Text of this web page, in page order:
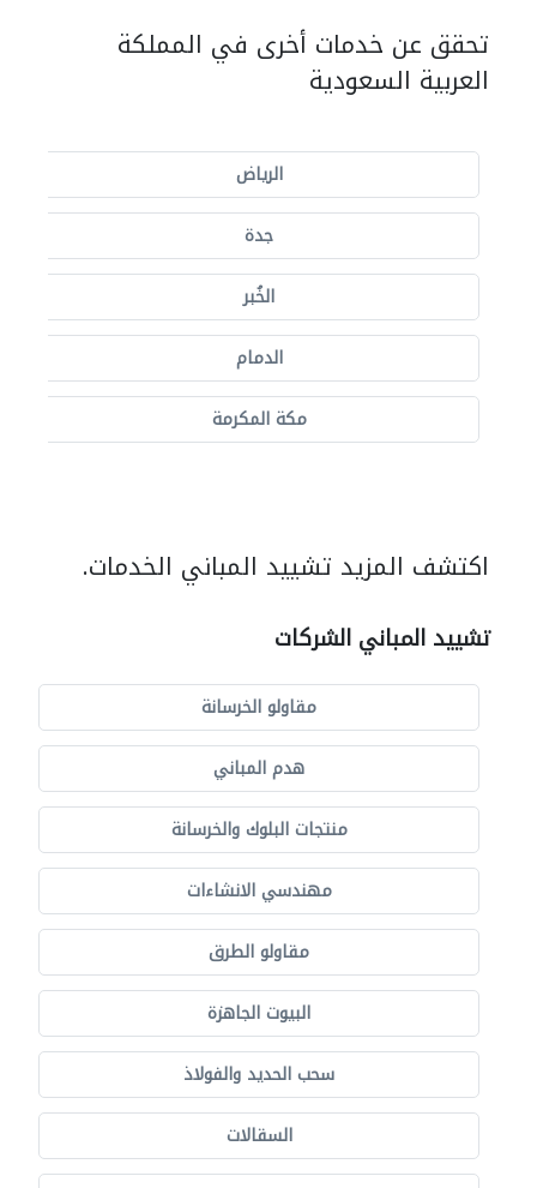
تحقق عن خدمات أخرى في المملكة
العربية السعودية
الرياض
جدة
الخُبر
الدمام
مكة المكرمة
اكتشف المزيد تشييد المباني الخدمات.
تشييد المباني الشركات
مقاولو الخرسانة
هدم المباني
منتجات البلوك والخرسانة
مهندسي الانشاءات
مقاولو الطرق
البيوت الجاهزة
سحب الحديد والفولاذ
السقالات